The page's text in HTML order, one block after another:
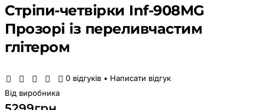
Cтріпи-четвірки Inf-908MG
Прозорі із переливчастим
глітером
0 відгуків • Написати відгук
Від виробника